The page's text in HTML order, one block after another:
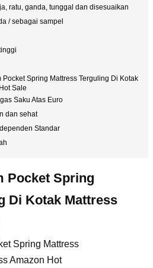
ratu, ganda, tunggal dan disesuaikan
/ sebagai sampel
Pocket Spring Mattress Terguling Di Kotak
Sale
Saku Atas Euro
dan sehat
Standar
Pocket Spring
Di Kotak Mattress